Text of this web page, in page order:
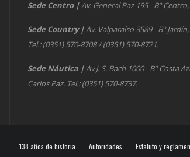
Sede Centro |Av. General Paz 195 - Bº
Sede Country |Av. Valparaíso 3589 - Bº
Tel.: (0351) 570-8708 / (0351) 570-8721.
Sede Náutica |Av J. S. Bach 1000 - Bº Costa
Carlos Paz. Tel.: (0351) 570-8737.
138 años de historia Autoridades Estatuto y